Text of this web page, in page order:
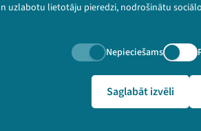
uzlabotu lietotāju pieredzi, nodrošinātu
Nepieciešams
Saglabāt izvēli
politika
Visas tiesības paturētas.
🔗 https://